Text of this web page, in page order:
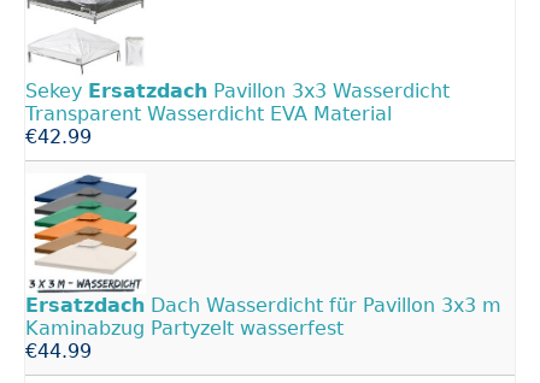
Sekey Ersatzdach Pavillon 3x3 Wasserdicht
Transparent Wasserdicht EVA Material
€42.99
Ersatzdach Dach Wasserdicht für Pavillon 3x3 m
Kaminabzug Partyzelt wasserfest
€44.99